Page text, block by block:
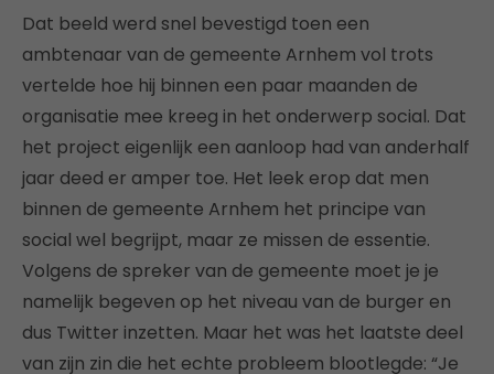
Dat beeld werd snel bevestigd toen een
ambtenaar van de gemeente Arnhem vol trots
vertelde hoe hij binnen een paar maanden de
organisatie mee kreeg in het onderwerp social. Dat
het project eigenlijk een aanloop had van anderhalf
jaar deed er amper toe. Het leek erop dat men
binnen de gemeente Arnhem het principe van
social wel begrijpt, maar ze missen de essentie.
Volgens de spreker van de gemeente moet je je
namelijk begeven op het niveau van de burger en
dus Twitter inzetten. Maar het was het laatste deel
van zijn zin die het echte probleem blootlegde: “Je